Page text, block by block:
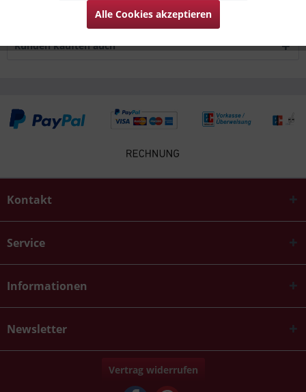
Kunden kauften auch
Kontakt
Service
Informationen
Newsletter
Vertrag widerrufen
Alle Cookies akzeptieren